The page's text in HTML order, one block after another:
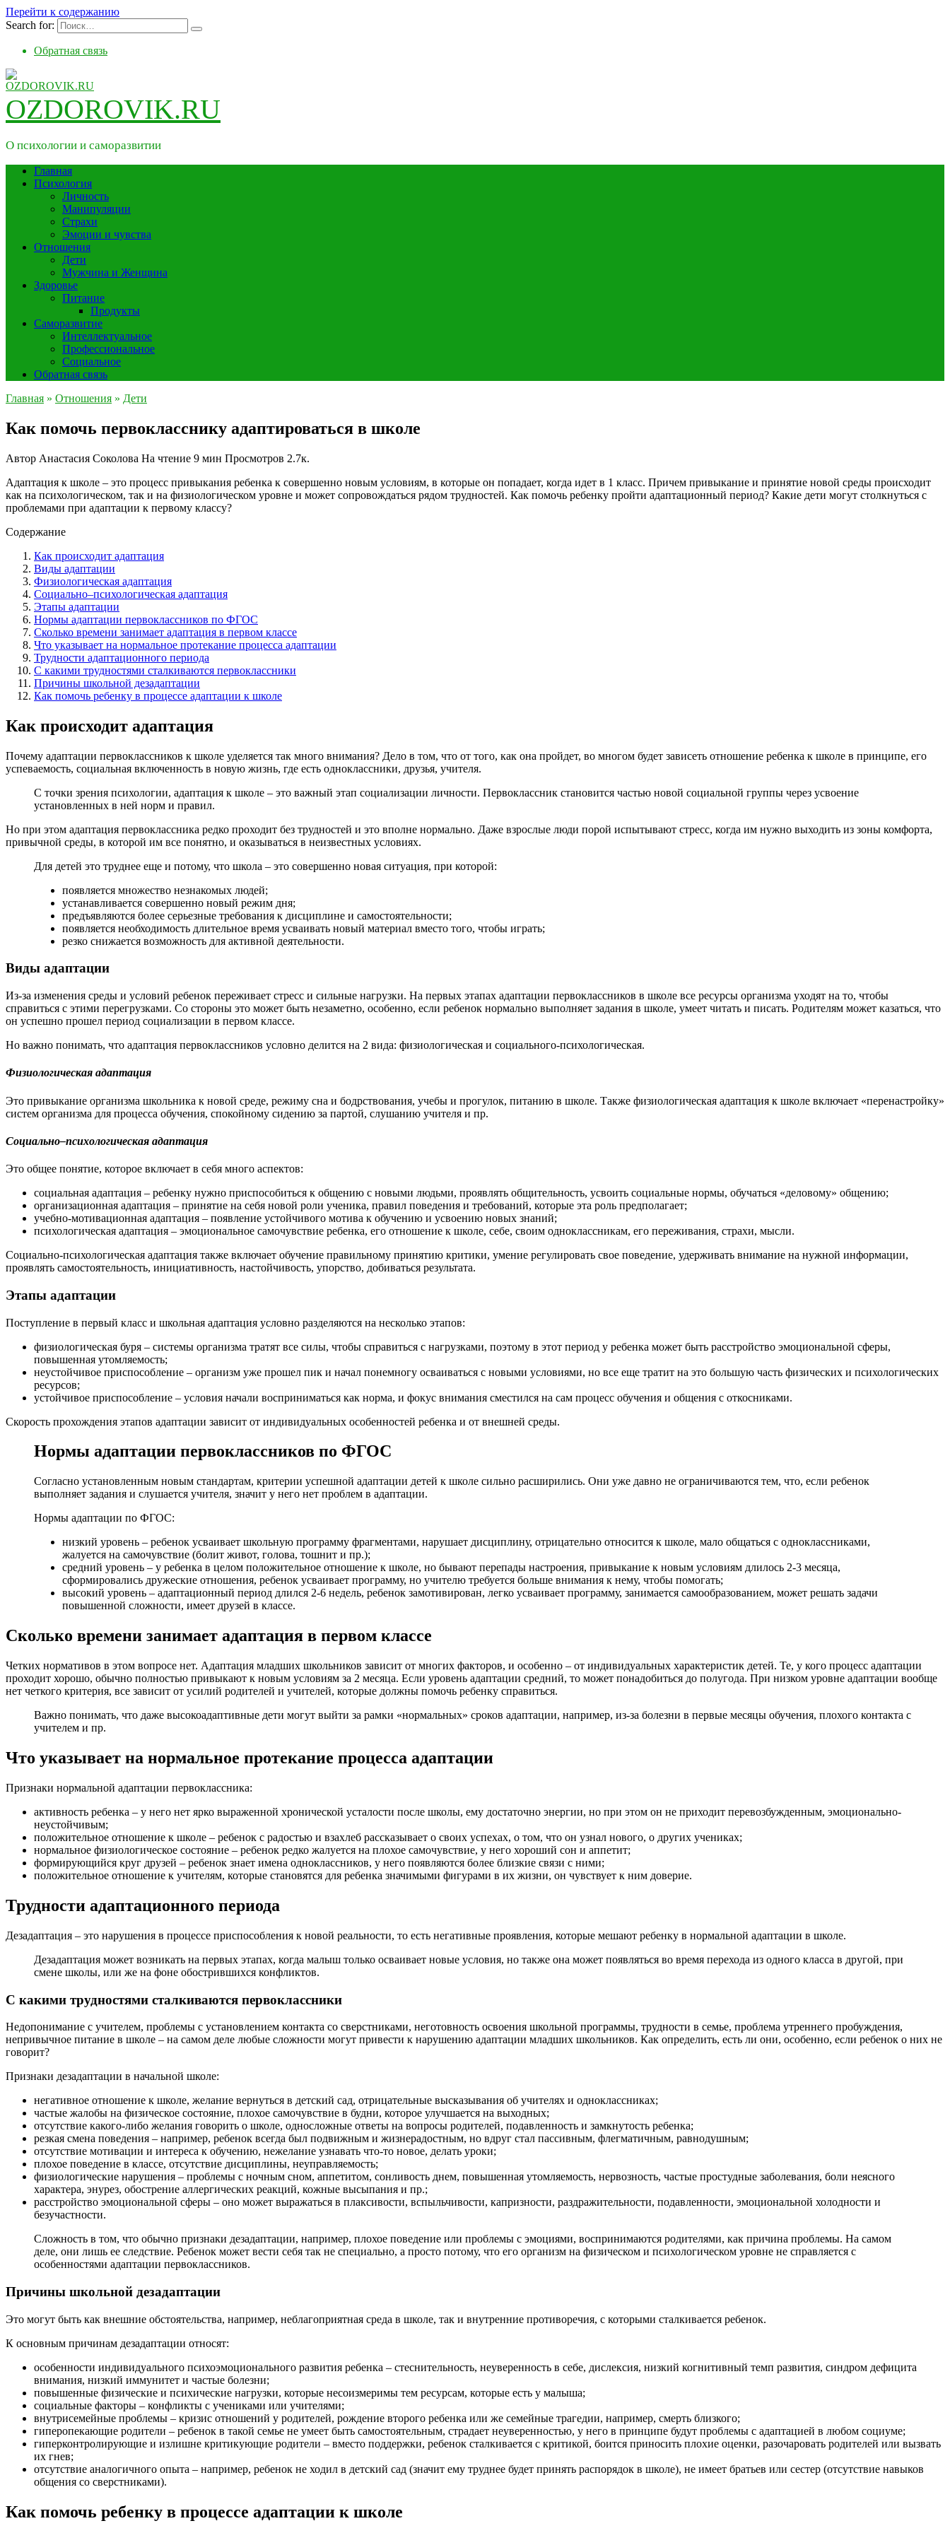
Перейти к содержанию
Search for:
Обратная связь
OZDOROVIK.RU
О психологии и саморазвитии
Главная
Психология
Личность
Манипуляции
Страхи
Эмоции и чувства
Отношения
Дети
Мужчина и Женщина
Здоровье
Питание
Продукты
Саморазвитие
Интеллектуальное
Профессиональное
Социальное
Обратная связь
Главная » Отношения » Дети
Как помочь первокласснику адаптироваться в школе
Автор Анастасия Соколова На чтение 9 мин Просмотров 2.7к.
Адаптация к школе – это процесс привыкания ребенка к совершенно новым условиям, в которые он попадает, когда идет в 1 класс. Причем привыкание и принятие новой среды происходит
как на психологическом, так и на физиологическом уровне и может сопровождаться рядом трудностей. Как помочь ребенку пройти адаптационный период? Какие дети могут столкнуться с
проблемами при адаптации к первому классу?
Содержание
Как происходит адаптация
Виды адаптации
Физиологическая адаптация
Социально–психологическая адаптация
Этапы адаптации
Нормы адаптации первоклассников по ФГОС
Сколько времени занимает адаптация в первом классе
Что указывает на нормальное протекание процесса адаптации
Трудности адаптационного периода
С какими трудностями сталкиваются первоклассники
Причины школьной дезадаптации
Как помочь ребенку в процессе адаптации к школе
Как происходит адаптация
Почему адаптации первоклассников к школе уделяется так много внимания? Дело в том, что от того, как она пройдет, во многом будет зависеть отношение ребенка к школе в принципе, его
успеваемость, социальная включенность в новую жизнь, где есть одноклассники, друзья, учителя.
С точки зрения психологии, адаптация к школе – это важный этап социализации личности. Первоклассник становится частью новой социальной группы через усвоение
установленных в ней норм и правил.
Но при этом адаптация первоклассника редко проходит без трудностей и это вполне нормально. Даже взрослые люди порой испытывают стресс, когда им нужно выходить из зоны комфорта,
привычной среды, в которой им все понятно, и оказываться в неизвестных условиях.
Для детей это труднее еще и потому, что школа – это совершенно новая ситуация, при которой:
появляется множество незнакомых людей;
устанавливается совершенно новый режим дня;
предъявляются более серьезные требования к дисциплине и самостоятельности;
появляется необходимость длительное время усваивать новый материал вместо того, чтобы играть;
резко снижается возможность для активной деятельности.
Виды адаптации
Из-за изменения среды и условий ребенок переживает стресс и сильные нагрузки. На первых этапах адаптации первоклассников в школе все ресурсы организма уходят на то, чтобы
справиться с этими перегрузками. Со стороны это может быть незаметно, особенно, если ребенок нормально выполняет задания в школе, умеет читать и писать. Родителям может казаться, что
он успешно прошел период социализации в первом классе.
Но важно понимать, что адаптация первоклассников условно делится на 2 вида: физиологическая и социального-психологическая.
Физиологическая адаптация
Это привыкание организма школьника к новой среде, режиму сна и бодрствования, учебы и прогулок, питанию в школе. Также физиологическая адаптация к школе включает «перенастройку»
систем организма для процесса обучения, спокойному сидению за партой, слушанию учителя и пр.
Социально–психологическая адаптация
Это общее понятие, которое включает в себя много аспектов:
социальная адаптация – ребенку нужно приспособиться к общению с новыми людьми, проявлять общительность, усвоить социальные нормы, обучаться «деловому» общению;
организационная адаптация – принятие на себя новой роли ученика, правил поведения и требований, которые эта роль предполагает;
учебно-мотивационная адаптация – появление устойчивого мотива к обучению и усвоению новых знаний;
психологическая адаптация – эмоциональное самочувствие ребенка, его отношение к школе, себе, своим одноклассникам, его переживания, страхи, мысли.
Социально-психологическая адаптация также включает обучение правильному принятию критики, умение регулировать свое поведение, удерживать внимание на нужной информации,
проявлять самостоятельность, инициативность, настойчивость, упорство, добиваться результата.
Этапы адаптации
Поступление в первый класс и школьная адаптация условно разделяются на несколько этапов:
физиологическая буря – системы организма тратят все силы, чтобы справиться с нагрузками, поэтому в этот период у ребенка может быть расстройство эмоциональной сферы,
повышенная утомляемость;
неустойчивое приспособление – организм уже прошел пик и начал понемногу осваиваться с новыми условиями, но все еще тратит на это большую часть физических и психологических
ресурсов;
устойчивое приспособление – условия начали восприниматься как норма, и фокус внимания сместился на сам процесс обучения и общения с откосниками.
Скорость прохождения этапов адаптации зависит от индивидуальных особенностей ребенка и от внешней среды.
Нормы адаптации первоклассников по ФГОС
Согласно установленным новым стандартам, критерии успешной адаптации детей к школе сильно расширились. Они уже давно не ограничиваются тем, что, если ребенок
выполняет задания и слушается учителя, значит у него нет проблем в адаптации.
Нормы адаптации по ФГОС:
низкий уровень – ребенок усваивает школьную программу фрагментами, нарушает дисциплину, отрицательно относится к школе, мало общаться с одноклассниками,
жалуется на самочувствие (болит живот, голова, тошнит и пр.);
средний уровень – у ребенка в целом положительное отношение к школе, но бывают перепады настроения, привыкание к новым условиям длилось 2-3 месяца,
сформировались дружеские отношения, ребенок усваивает программу, но учителю требуется больше внимания к нему, чтобы помогать;
высокий уровень – адаптационный период длился 2-6 недель, ребенок замотивирован, легко усваивает программу, занимается самообразованием, может решать задачи
повышенной сложности, имеет друзей в классе.
Сколько времени занимает адаптация в первом классе
Четких нормативов в этом вопросе нет. Адаптация младших школьников зависит от многих факторов, и особенно – от индивидуальных характеристик детей. Те, у кого процесс адаптации
проходит хорошо, обычно полностью привыкают к новым условиям за 2 месяца. Если уровень адаптации средний, то может понадобиться до полугода. При низком уровне адаптации вообще
нет четкого критерия, все зависит от усилий родителей и учителей, которые должны помочь ребенку справиться.
Важно понимать, что даже высокоадаптивные дети могут выйти за рамки «нормальных» сроков адаптации, например, из-за болезни в первые месяцы обучения, плохого контакта с
учителем и пр.
Что указывает на нормальное протекание процесса адаптации
Признаки нормальной адаптации первоклассника:
активность ребенка – у него нет ярко выраженной хронической усталости после школы, ему достаточно энергии, но при этом он не приходит перевозбужденным, эмоционально-
неустойчивым;
положительное отношение к школе – ребенок с радостью и взахлеб рассказывает о своих успехах, о том, что он узнал нового, о других учениках;
нормальное физиологическое состояние – ребенок редко жалуется на плохое самочувствие, у него хороший сон и аппетит;
формирующийся круг друзей – ребенок знает имена одноклассников, у него появляются более близкие связи с ними;
положительное отношение к учителям, которые становятся для ребенка значимыми фигурами в их жизни, он чувствует к ним доверие.
Трудности адаптационного периода
Дезадаптация – это нарушения в процессе приспособления к новой реальности, то есть негативные проявления, которые мешают ребенку в нормальной адаптации в школе.
Дезадаптация может возникать на первых этапах, когда малыш только осваивает новые условия, но также она может появляться во время перехода из одного класса в другой, при
смене школы, или же на фоне обострившихся конфликтов.
С какими трудностями сталкиваются первоклассники
Недопонимание с учителем, проблемы с установлением контакта со сверстниками, неготовность освоения школьной программы, трудности в семье, проблема утреннего пробуждения,
непривычное питание в школе – на самом деле любые сложности могут привести к нарушению адаптации младших школьников. Как определить, есть ли они, особенно, если ребенок о них не
говорит?
Признаки дезадаптации в начальной школе:
негативное отношение к школе, желание вернуться в детский сад, отрицательные высказывания об учителях и одноклассниках;
частые жалобы на физическое состояние, плохое самочувствие в будни, которое улучшается на выходных;
отсутствие какого-либо желания говорить о школе, односложные ответы на вопросы родителей, подавленность и замкнутость ребенка;
резкая смена поведения – например, ребенок всегда был подвижным и жизнерадостным, но вдруг стал пассивным, флегматичным, равнодушным;
отсутствие мотивации и интереса к обучению, нежелание узнавать что-то новое, делать уроки;
плохое поведение в классе, отсутствие дисциплины, неуправляемость;
физиологические нарушения – проблемы с ночным сном, аппетитом, сонливость днем, повышенная утомляемость, нервозность, частые простудные заболевания, боли неясного
характера, энурез, обострение аллергических реакций, кожные высыпания и пр.;
расстройство эмоциональной сферы – оно может выражаться в плаксивости, вспыльчивости, капризности, раздражительности, подавленности, эмоциональной холодности и
безучастности.
Сложность в том, что обычно признаки дезадаптации, например, плохое поведение или проблемы с эмоциями, воспринимаются родителями, как причина проблемы. На самом
деле, они лишь ее следствие. Ребенок может вести себя так не специально, а просто потому, что его организм на физическом и психологическом уровне не справляется с
особенностями адаптации первоклассников.
Причины школьной дезадаптации
Это могут быть как внешние обстоятельства, например, неблагоприятная среда в школе, так и внутренние противоречия, с которыми сталкивается ребенок.
К основным причинам дезадаптации относят:
особенности индивидуального психоэмоционального развития ребенка – стеснительность, неуверенность в себе, дислексия, низкий когнитивный темп развития, синдром дефицита
внимания, низкий иммунитет и частые болезни;
повышенные физические и психические нагрузки, которые несоизмеримы тем ресурсам, которые есть у малыша;
социальные факторы – конфликты с учениками или учителями;
внутрисемейные проблемы – кризис отношений у родителей, рождение второго ребенка или же семейные трагедии, например, смерть близкого;
гиперопекающие родители – ребенок в такой семье не умеет быть самостоятельным, страдает неуверенностью, у него в принципе будут проблемы с адаптацией в любом социуме;
гиперконтролирующие и излишне критикующие родители – вместо поддержки, ребенок сталкивается с критикой, боится приносить плохие оценки, разочаровать родителей или вызвать
их гнев;
отсутствие аналогичного опыта – например, ребенок не ходил в детский сад (значит ему труднее будет принять распорядок в школе), не имеет братьев или сестер (отсутствие навыков
общения со сверстниками).
Как помочь ребенку в процессе адаптации к школе